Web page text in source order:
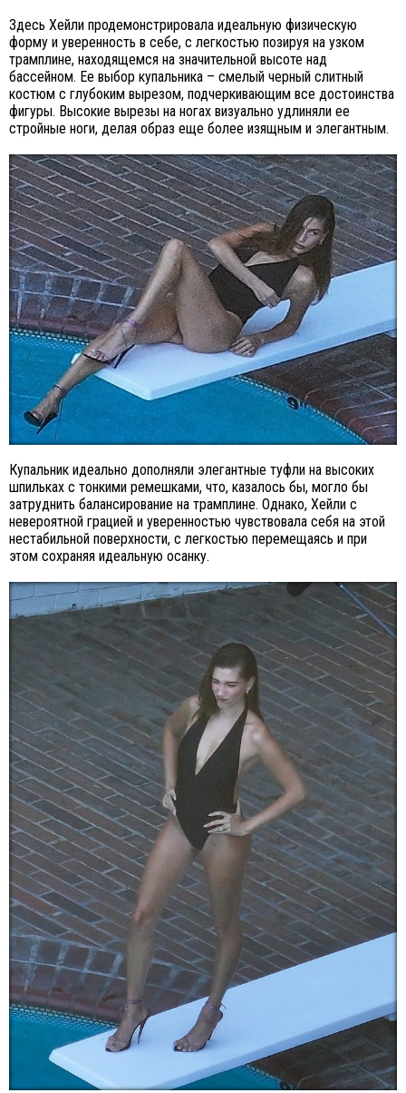
Здесь Хейли продемонстрировала идеальную физическую
форму и уверенность в себе, с легкостью позируя на узком
трамплине, находящемся на значительной высоте над
бассейном. Ее выбор купальника – смелый черный слитный
костюм с глубоким вырезом, подчеркивающим все достоинства
фигуры. Высокие вырезы на ногах визуально удлиняли ее
стройные ноги, делая образ еще более изящным и элегантным.
Купальник идеально дополняли элегантные туфли на высоких
шпильках с тонкими ремешками, что, казалось бы, могло бы
затруднить балансирование на трамплине. Однако, Хейли с
невероятной грацией и уверенностью чувствовала себя на этой
нестабильной поверхности, с легкостью перемещаясь и при
этом сохраняя идеальную осанку.